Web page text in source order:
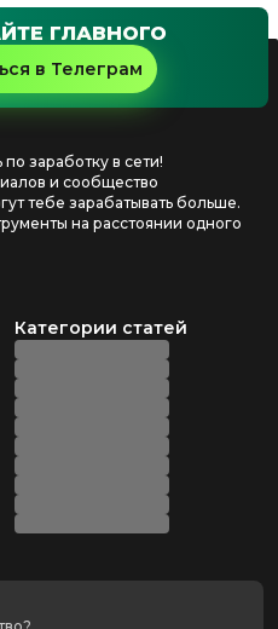
ГЛАВНОГО
в Телеграм
заработку в сети!
и сообщество
тебе зарабатывать больше.
на расстоянии одного
Категории статей